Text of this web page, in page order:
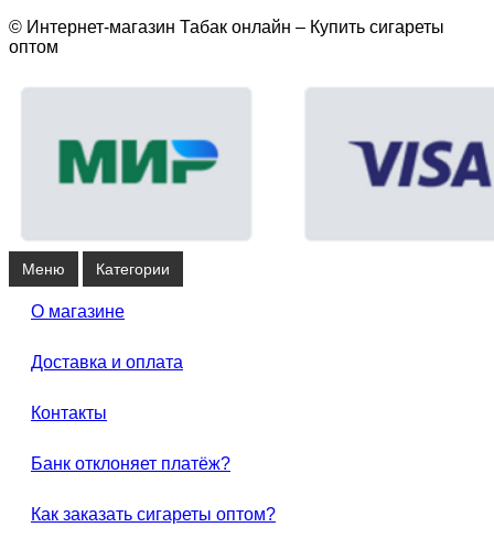
© Интернет-магазин Табак онлайн – Купить сигареты
оптом
Меню Категории
О магазине
Доставка и оплата
Контакты
Банк отклоняет платёж?
Как заказать сигареты оптом?